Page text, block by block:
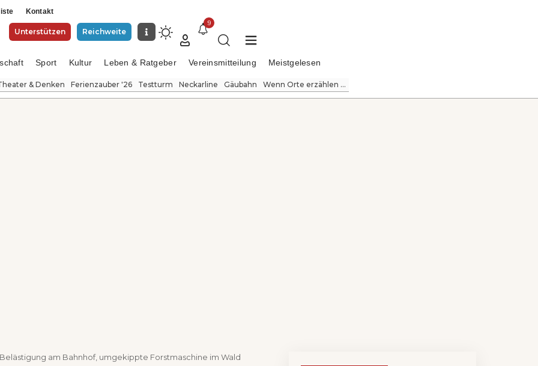
Kontakt
Unterstützen Reichweite
9
Sport Kultur Leben & Ratgeber Vereinsmitteilung Meistgelesen
& Denken Ferienzauber '26 Testturm Neckarline Gäubahn Wenn Orte erzählen ...
am Bahnhof, umgekippte Forstmaschine im Wald